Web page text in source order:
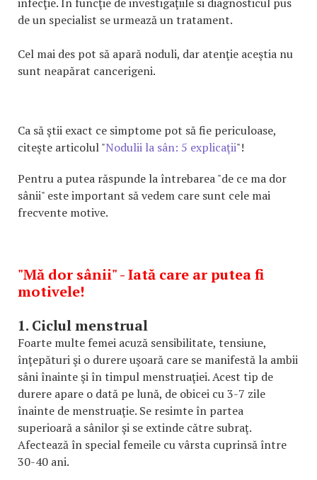
de un specialist se urmează un tratament.
Cel mai des pot să apară noduli, dar atenţie aceştia nu
sunt neapărat cancerigeni.
Ca să ştii exact ce simptome pot să fie periculoase,
citeşte articolul "Nodulii la sân: 5 explicaţii"!
Pentru a putea răspunde la întrebarea "de ce ma dor
sânii" este important să vedem care sunt cele mai
frecvente motive.
"Mă dor sânii" - Iată care ar putea fi
motivele!
1. Ciclul menstrual
Foarte multe femei acuză sensibilitate, tensiune,
înţepături şi o durere uşoară care se manifestă la ambii
sâni înainte şi în timpul menstruaţiei. Acest tip de
durere apare o dată pe lună, de obicei cu 3-7 zile
înainte de menstruaţie. Se resimte în partea
superioară a sânilor şi se extinde către subraţ.
Afectează în special femeile cu vârsta cuprinsă între
30-40 ani.